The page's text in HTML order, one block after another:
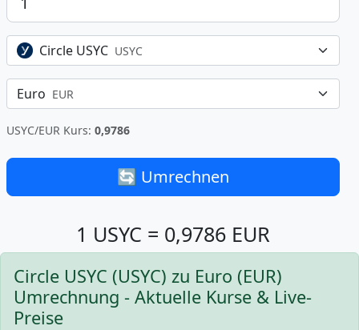
Circle USYC USYC
Euro EUR
USYC/EUR Kurs: 0,9786
🔄 Umrechnen
1 USYC = 0,9786 EUR
Circle USYC (USYC) zu Euro (EUR)
Umrechnung - Aktuelle Kurse & Live-
Preise